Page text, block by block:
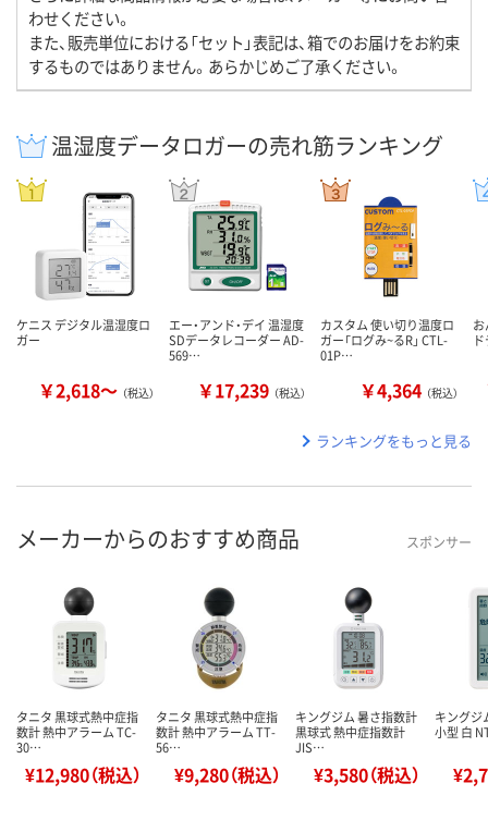
わせください。
また、販売単位における「セット」表記は、箱でのお届けをお約束
するものではありません。あらかじめご了承ください。
温湿度データロガーの売れ筋ランキング
ケニス デジタル温湿度ロ
ガー
￥2,618～ （税込）
エー・アンド・デイ 温湿度
SDデータレコーダー AD-
569…
￥17,239 （税込）
カスタム 使い切り温度ロ
ガー「ログみ~るR」 CTL-
01P…
￥4,364 （税込）
ランキングをもっと見る
メーカーからのおすすめ商品 スポンサー
タニタ 黒球式熱中症指
数計 熱中アラーム TC-
30…
¥12,980（税込）
タニタ 黒球式熱中症指
数計 熱中アラーム TT-
56…
¥9,280（税込）
キングジム 暑さ指数計
黒球式 熱中症指数計
JIS…
¥3,580（税込）
キングジ
小型 白